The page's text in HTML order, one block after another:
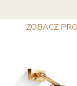
ZOBACZ